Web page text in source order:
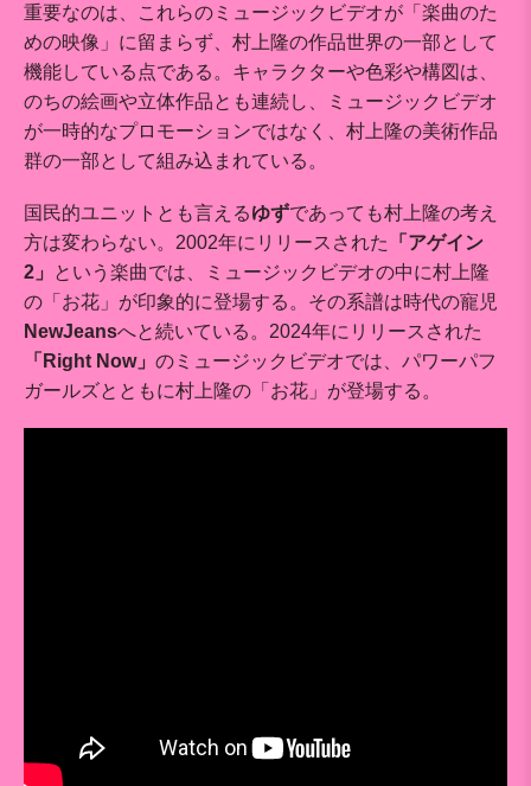
重要なのは、これらのミュージックビデオが「楽曲のた
めの映像」に留まらず、村上隆の作品世界の一部として
機能している点である。キャラクターや色彩や構図は、
のちの絵画や立体作品とも連続し、ミュージックビデオ
が一時的なプロモーションではなく、村上隆の美術作品
群の一部として組み込まれている。
国民的ユニットとも言えるゆずであっても村上隆の考え
方は変わらない。2002年にリリースされた
「アゲイン
2」
という楽曲では、ミュージックビデオの中に村上隆
の「お花」が印象的に登場する。その系譜は時代の寵児
NewJeansへと続いている。2024年にリリースされた
「Right Now」 のミュージックビデオでは、パワーパフ
ガールズとともに村上隆の「お花」が登場する。